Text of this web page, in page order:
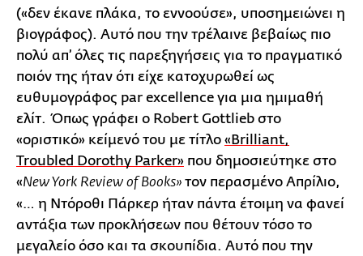
(«δεν έκανε πλάκα, το εννοούσε», υποσημειώνει η
βιογράφος). Αυτό που την τρέλαινε βεβαίως πιο
πολύ απ’ όλες τις παρεξηγήσεις για το πραγματικό
ποιόν της ήταν ότι είχε κατοχυρωθεί ως
ευθυμογράφος par excellence για μια ημιμαθή
ελίτ. Όπως γράφει ο Robert Gottlieb στο
«οριστικό» κείμενό του με τίτλο «Brilliant,
Troubled Dorothy Parker» που δημοσιεύτηκε στο
«New York Review of Books» τον περασμένο Απρίλιο,
«… η Ντόροθι Πάρκερ ήταν πάντα έτοιμη να φανεί
αντάξια των προκλήσεων που θέτουν τόσο το
μεγαλείο όσο και τα σκουπίδια. Αυτό που την